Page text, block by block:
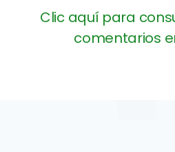
Clic aquí para
comentarios